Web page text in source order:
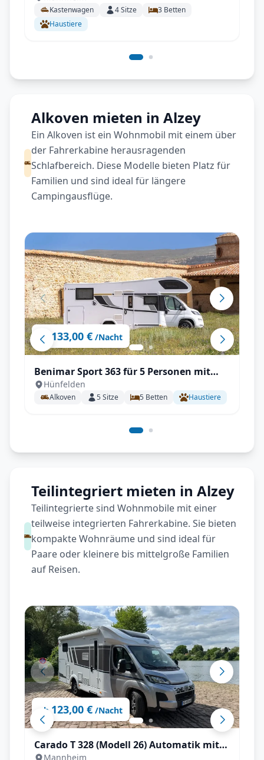
Kastenwagen 4Sitze 3 Betten
Haustiere
Alkoven mieten in Alzey
Ein Alkoven ist ein Wohnmobil mit einem über
der Fahrerkabine herausragenden
Schlafbereich. Diese Modelle bieten Platz für
Familien und sind ideal für längere
Campingausflüge.
ab 133,00 € /Nacht
Benimar Sport 363 für 5 Personen mit
Hünfelden
Alkoven 5Sitze 5 Betten Haustiere
Teilintegriert mieten in Alzey
Teilintegrierte sind Wohnmobile mit einer
teilweise integrierten Fahrerkabine. Sie bieten
kompakte Wohnräume und sind ideal für
Paare oder kleinere bis mittelgroße Familien
auf Reisen.
ab 123,00 € /Nacht
Carado T 328 (Modell 26) Automatik mit
Mannheim